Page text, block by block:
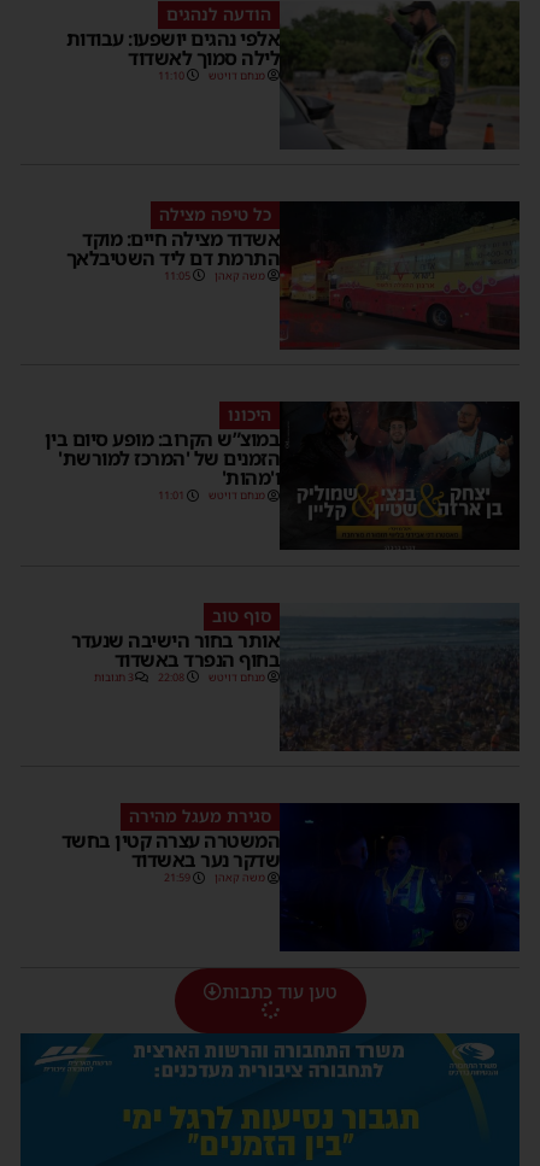
הודעה לנהגים
אלפי נהגים יושפעו: עבודות
לילה סמוך לאשדוד
מנחם דויטש 11:10
כל טיפה מצילה
אשדוד מצילה חיים: מוקד
התרמת דם ליד השטיבלאך
משה קאהן 11:05
היכונו
במוצ”ש הקרוב: מופע סיום בין
הזמנים של 'המרכז למורשת'
ו'מהות'
מנחם דויטש 11:01
סוף טוב
אותר בחור הישיבה שנעדר
בחוף הנפרד באשדוד
מנחם דויטש 22:08 3 תגובות
סגירת מעגל מהירה
המשטרה עצרה קטין בחשד
שדקר נער באשדוד
משה קאהן 21:59
טען עוד כתבות